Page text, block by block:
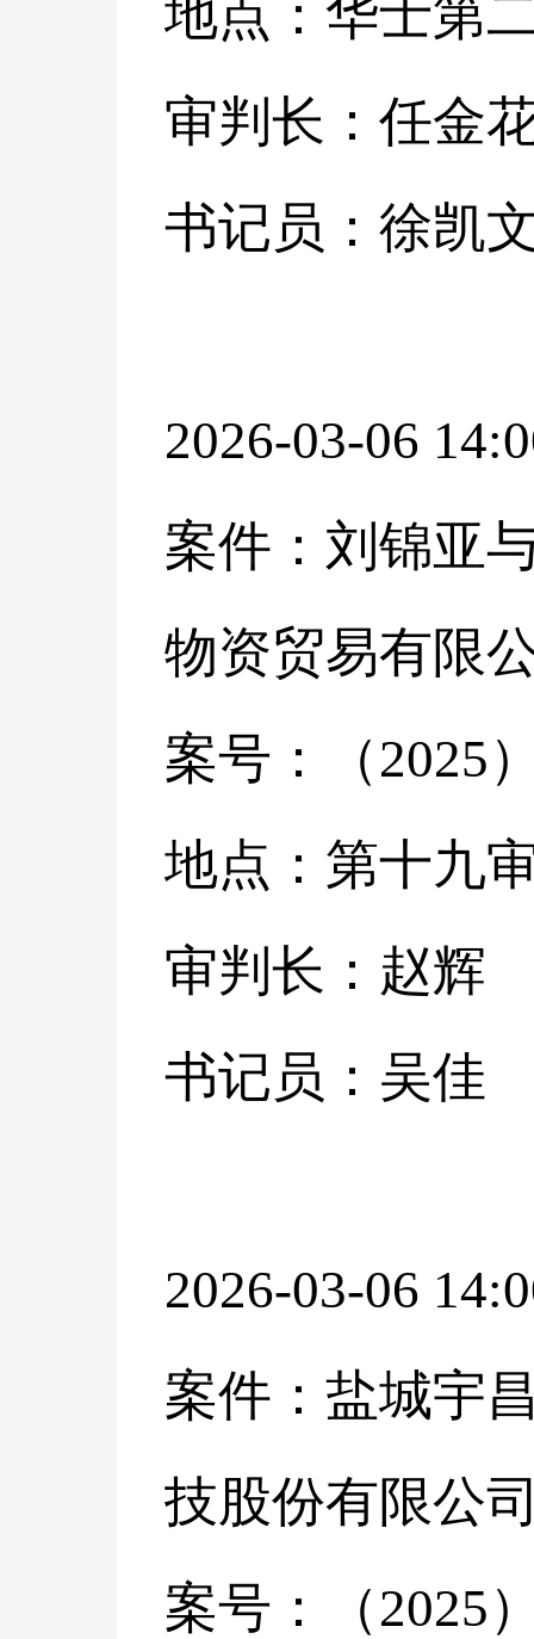
地点：华士第
审判长：任金
书记员：徐凯
2026-03-06
案件：刘锦亚
物资贸易有限
案号：（2025
地点：第十九
审判长：赵辉
书记员：吴佳
2026-03-06
案件：盐城宇
技股份有限公
案号：（2025